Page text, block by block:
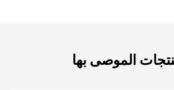
الموصى بها